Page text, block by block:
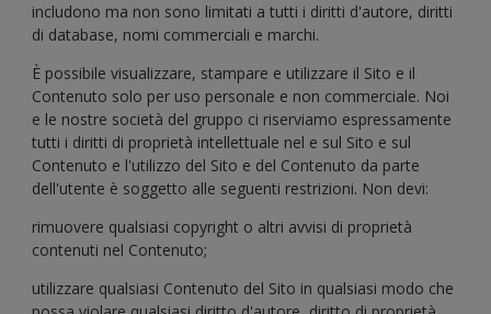
includono ma non sono limitati a tutti i diritti d'autore, diritti
di database, nomi commerciali e marchi.
È possibile visualizzare, stampare e utilizzare il Sito e il
Contenuto solo per uso personale e non commerciale. Noi
e le nostre società del gruppo ci riserviamo espressamente
tutti i diritti di proprietà intellettuale nel e sul Sito e sul
Contenuto e l'utilizzo del Sito e del Contenuto da parte
dell'utente è soggetto alle seguenti restrizioni. Non devi:
rimuovere qualsiasi copyright o altri avvisi di proprietà
contenuti nel Contenuto;
utilizzare qualsiasi Contenuto del Sito in qualsiasi modo che